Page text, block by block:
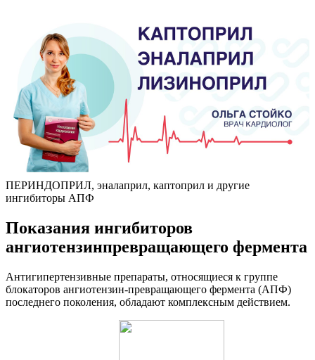
ПЕРИНДОПРИЛ, эналаприл, каптоприл и другие
ингибиторы АПФ
Показания ингибиторов
ангиотензинпревращающего фермента
Антигипертензивные препараты, относящиеся к группе
блокаторов ангиотензин-превращающего фермента (АПФ)
последнего поколения, обладают комплексным действием.